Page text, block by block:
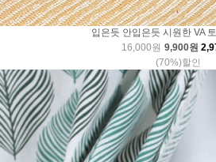
입은듯 안입은듯 시원한 VA
16,000원 9,900원
(70%)할인